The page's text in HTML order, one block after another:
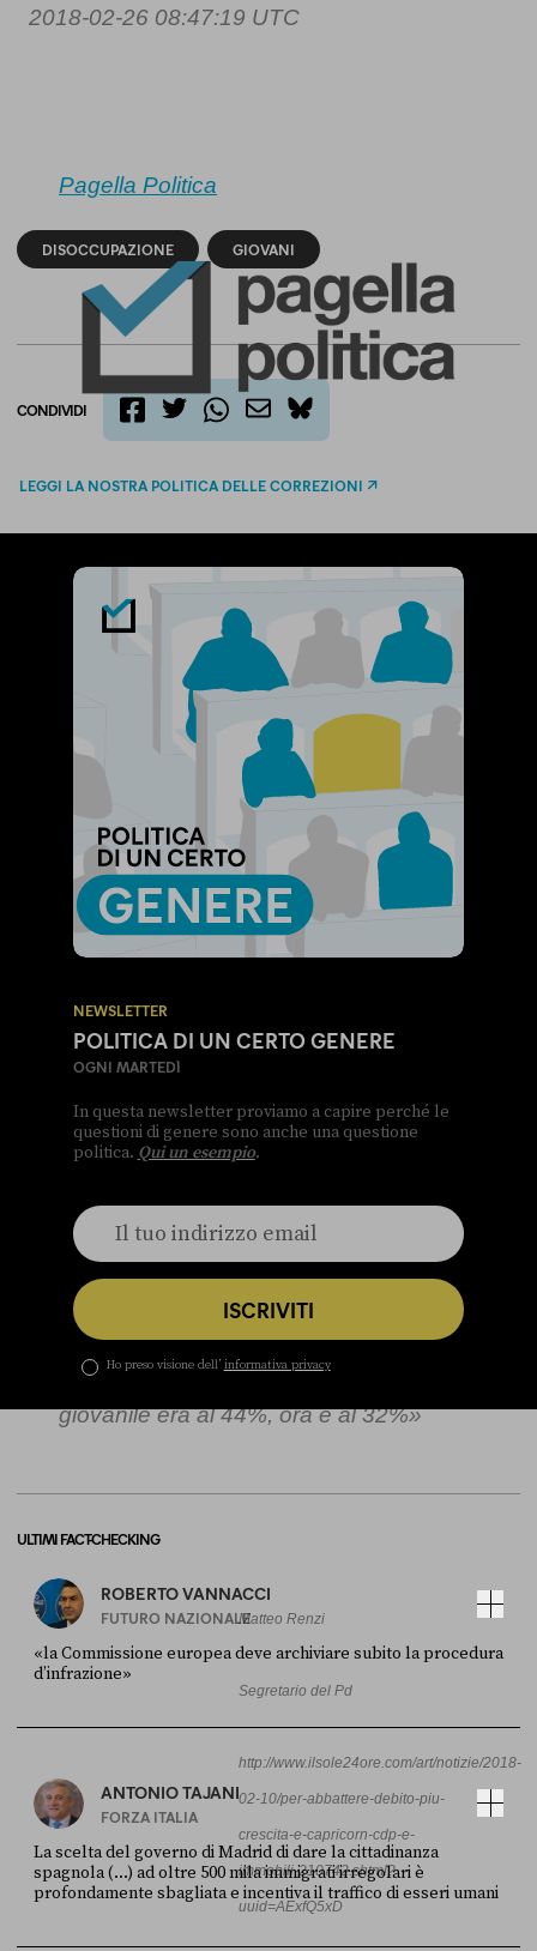
2018-02-26 08:47:19 UTC
Pagella Politica
Pagella Politica Verdetto:
Vero
«Quando siamo partiti la disoccupazione
giovanile era al 44%, ora è al 32%»
Matteo Renzi
Segretario del Pd
http://www.ilsole24ore.com/art/notizie/2018-
02-10/per-abbattere-debito-piu-
crescita-e-capricorn-cdp-e-
immobili-210742.shtml?
uuid=AExfQ5xD
DISOCCUPAZIONE GIOVANI
CONDIVIDI
bluesky
LEGGI LA NOSTRA POLITICA DELLE CORREZIONI
NEWSLETTER
POLITICA DI UN CERTO GENERE
OGNI MARTEDÌ
In questa newsletter proviamo a capire perché le
questioni di genere sono anche una questione
politica. Qui un esempio.
ISCRIVITI
Ho preso visione dell’ informativa privacy
ULTIMI FACT-CHECKING
ROBERTO VANNACCI
FUTURO NAZIONALE
«la Commissione europea deve archiviare subito la procedura
d’infrazione»
ANTONIO TAJANI
FORZA ITALIA
La scelta del governo di Madrid di dare la cittadinanza
spagnola (...) ad oltre 500 mila immigrati irregolari è
profondamente sbagliata e incentiva il traffico di esseri umani